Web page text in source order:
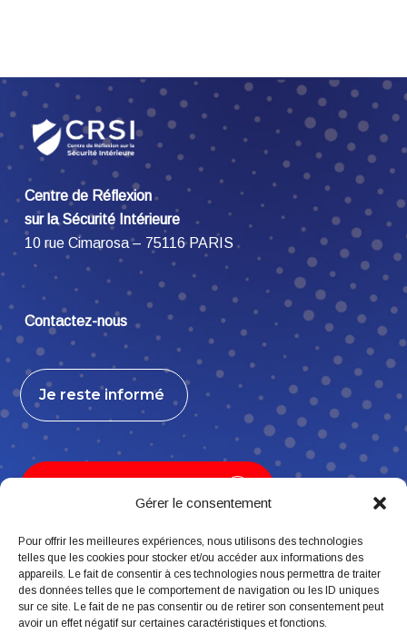
Gérer le consentement
Pour offrir les meilleures expériences, nous utilisons des technologies
telles que les cookies pour stocker et/ou accéder aux informations des
appareils. Le fait de consentir à ces technologies nous permettra de traiter
des données telles que le comportement de navigation ou les ID uniques
sur ce site. Le fait de ne pas consentir ou de retirer son consentement peut
avoir un effet négatif sur certaines caractéristiques et fonctions.
Centre de Réflexion
sur la Sécurité Intérieure
10 rue Cimarosa – 75116 PARIS
Contactez-nous
Je reste informé
Suivez-nous